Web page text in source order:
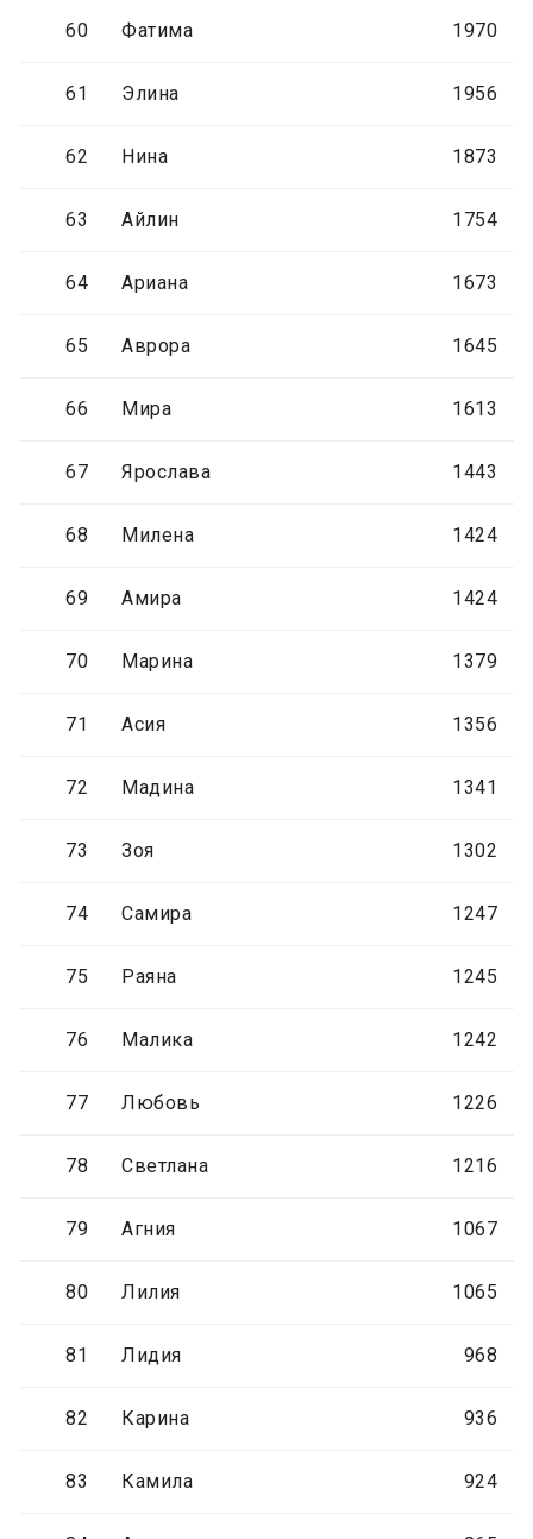
60 Фатима 1970
61 Элина 1956
62 Нина 1873
63 Айлин 1754
64 Ариана 1673
65 Аврора 1645
66 Мира 1613
67 Ярослава 1443
68 Милена 1424
69 Амира 1424
70 Марина 1379
71 Асия 1356
72 Мадина 1341
73 Зоя 1302
74 Самира 1247
75 Раяна 1245
76 Малика 1242
77 Любовь 1226
78 Светлана 1216
79 Агния 1067
80 Лилия 1065
81 Лидия 968
82 Карина 936
83 Камила 924